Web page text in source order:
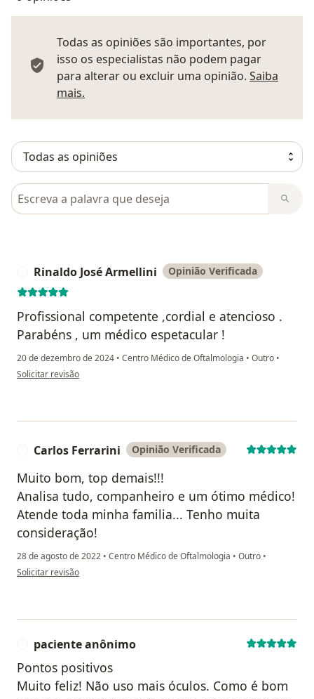
Todas as opiniões são importantes, por
isso os especialistas não podem pagar
para alterar ou excluir uma opinião. Saiba
mais.
Pesquisar em opiniões
Rinaldo José Armellini Opinião Verificada
Profissional competente ,cordial e atencioso .
Parabéns , um médico espetacular !
20 de dezembro de 2024 • Centro Médico de Oftalmologia • Outro •
na opinião do utilizador Rinaldo José Armellini
Solicitar revisão
Carlos Ferrarini Opinião Verificada
Muito bom, top demais!!!
Analisa tudo, companheiro e um ótimo médico!
Atende toda minha familia... Tenho muita
consideração!
28 de agosto de 2022 • Centro Médico de Oftalmologia • Outro •
na opinião do utilizador Carlos Ferrarini
Solicitar revisão
paciente anônimo
Pontos positivos
Muito feliz! Não uso mais óculos. Como é bom